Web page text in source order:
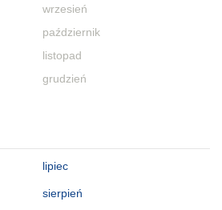
wrzesień
październik
listopad
grudzień
lipiec
sierpień